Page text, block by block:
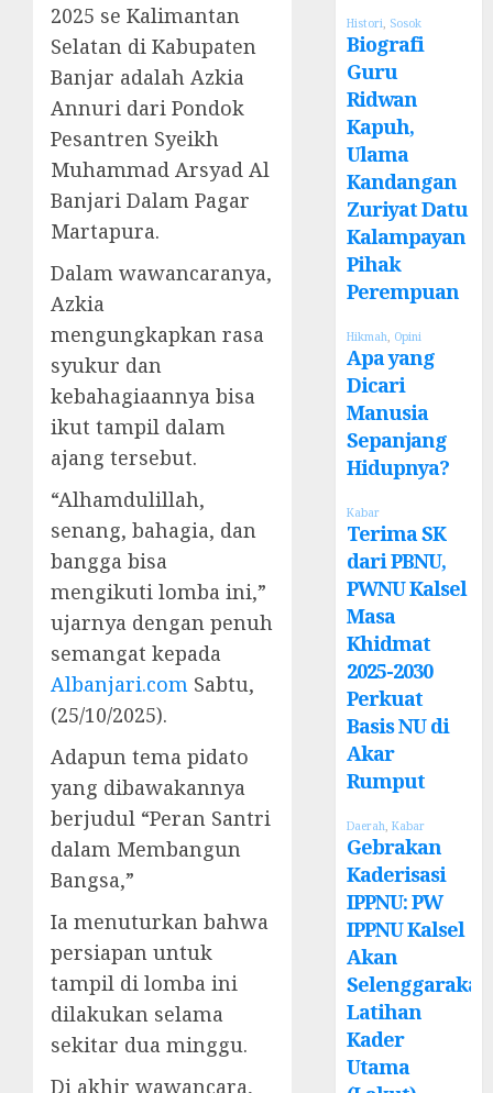
2025 se Kalimantan
Selatan di Kabupaten
Banjar adalah Azkia
Annuri dari Pondok
Pesantren Syeikh
Muhammad Arsyad Al
Banjari Dalam Pagar
Martapura.
Dalam wawancaranya,
Azkia
mengungkapkan rasa
syukur dan
kebahagiaannya bisa
ikut tampil dalam
ajang tersebut.
“Alhamdulillah,
senang, bahagia, dan
bangga bisa
mengikuti lomba ini,”
ujarnya dengan penuh
semangat kepada
Albanjari.com Sabtu,
(25/10/2025).
Adapun tema pidato
yang dibawakannya
berjudul “Peran Santri
dalam Membangun
Bangsa,”
Ia menuturkan bahwa
persiapan untuk
tampil di lomba ini
dilakukan selama
sekitar dua minggu.
Di akhir wawancara,
Histori, Sosok
Biografi
Guru
Ridwan
Kapuh,
Ulama
Kandangan
Zuriyat Datu
Kalampayan
Pihak
Perempuan
Hikmah, Opini
Apa yang
Dicari
Manusia
Sepanjang
Hidupnya?
Kabar
Terima SK
dari PBNU,
PWNU Kalsel
Masa
Khidmat
2025-2030
Perkuat
Basis NU di
Akar
Rumput
Daerah,Kabar
Gebrakan
Kaderisasi
IPPNU: PW
IPPNU Kalsel
Akan
Selenggarakan
Latihan
Kader
Utama